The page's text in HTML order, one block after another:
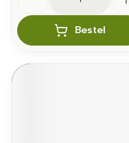
Bestel